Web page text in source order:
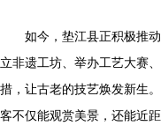
如今，垫江县正积极推
立非遗工坊、举办工艺大赛
措，让古老的技艺焕发新生
客不仅能观赏美景，还能近